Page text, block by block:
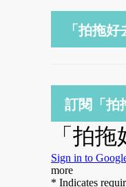
「拍拖好
訂閱「拍